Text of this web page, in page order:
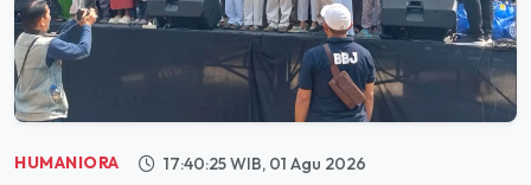
HUMANIORA 17:40:25 WIB, 01 Agu 2026